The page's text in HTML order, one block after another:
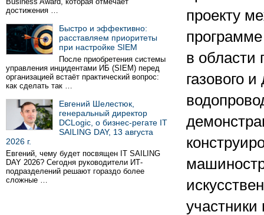
достижения …
Быстро и эффективно:
расставляем приоритеты
при настройке SIEM
После приобретения системы
управления инцидентами ИБ (SIEM) перед
организацией встаёт практический вопрос:
как сделать так …
Евгений Шелестюк,
генеральный директор
DCLogic, о бизнес-регате IT
SAILING DAY, 13 августа
2026 г.
Евгений, чему будет посвящен IT SAILING
DAY 2026? Сегодня руководители ИТ-
подразделений решают гораздо более
сложные …
проекту
в области
газового